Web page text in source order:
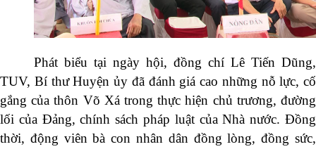
Phát biểu tại ngày hội, đồng chí Lê Tiến Dũng,
TUV, Bí thư Huyện ủy đã đánh giá cao những nỗ lực, cố
gắng của thôn Võ Xá trong thực hiện chủ trương, đường
lối của Đảng, chính sách pháp luật của Nhà nước. Đồng
thời, động viên bà con nhân dân đồng lòng, đồng sức,